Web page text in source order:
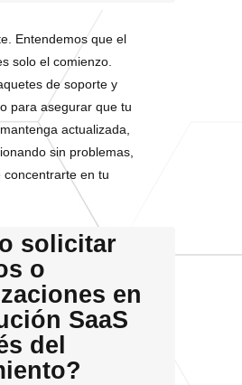
Entendemos que el
solo el comienzo.
de soporte y
para asegurar que tu
actualizada,
sin problemas,
concentrarte en tu
solicitar
o
en
SaaS
del